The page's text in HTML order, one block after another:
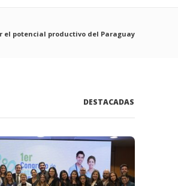
el potencial productivo del Paraguay
DESTACADAS